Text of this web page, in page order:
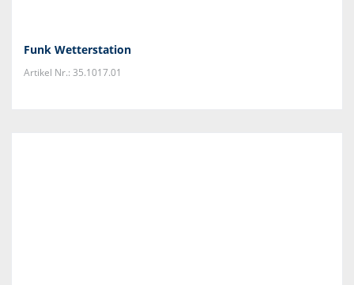
Funk Wetterstation
Artikel Nr.: 35.1017.01